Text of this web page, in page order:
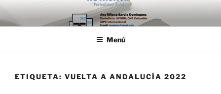
Saltar
al
contenido
Menú
ETIQUETA: VUELTA A ANDALUCÍA 2022